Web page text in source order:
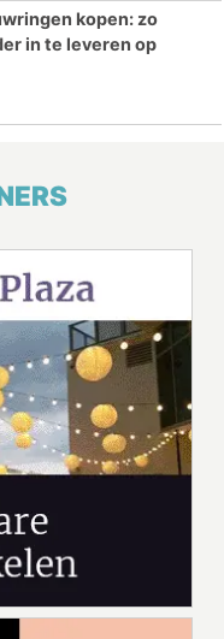
kopen: zo
in te leveren op